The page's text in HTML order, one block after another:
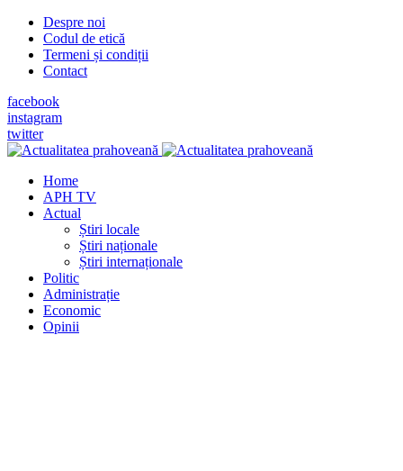
Despre noi
Codul de etică
Termeni și condiții
Contact
facebook
instagram
twitter
Home
APH TV
Actual
Știri locale
Știri naționale
Știri internaționale
Politic
Administrație
Economic
Opinii